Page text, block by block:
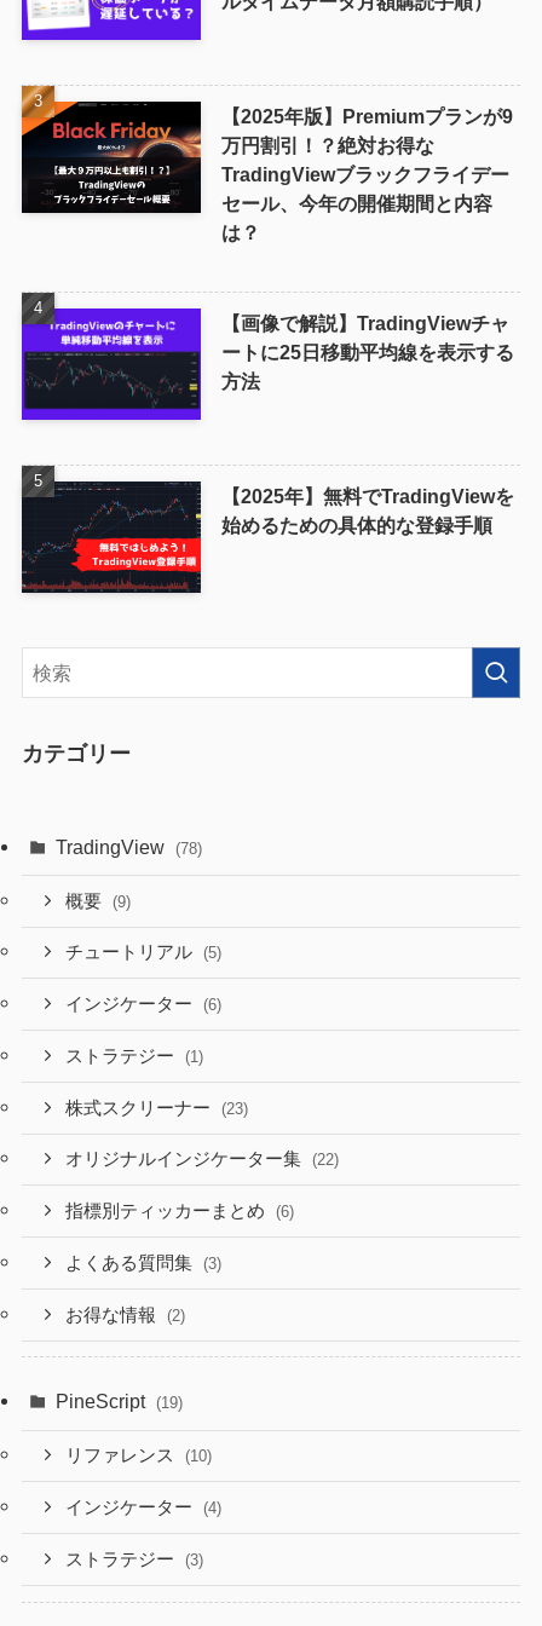
【2025年版】Premiumプランが9
万円割引！？絶対お得な
TradingViewブラックフライデー
セール、今年の開催期間と内容
は？
【画像で解説】TradingViewチャ
ートに25日移動平均線を表示する
方法
【2025年】無料でTradingViewを
始めるための具体的な登録手順
カテゴリー
TradingView (78)
概要 (9)
チュートリアル (5)
インジケーター (6)
ストラテジー (1)
株式スクリーナー (23)
オリジナルインジケーター集 (22)
指標別ティッカーまとめ (6)
よくある質問集 (3)
お得な情報 (2)
PineScript (19)
リファレンス (10)
インジケーター (4)
ストラテジー (3)